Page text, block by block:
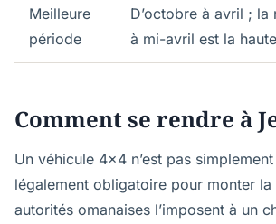
Meilleure
période
D’octobre à avril ;
à mi-avril est la
Comment se rendre à
Un véhicule 4x4 n’est pas
légalement obligatoire pour monter
autorités omanaises l’imposent à un